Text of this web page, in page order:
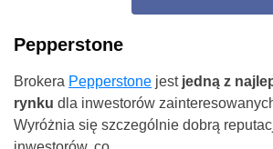
Pepperstone
Brokera Pepperstone jest jedną z
rynku dla inwestorów
Wyróżnia się szczególnie dobrą